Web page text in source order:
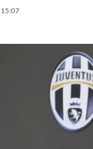
15:07